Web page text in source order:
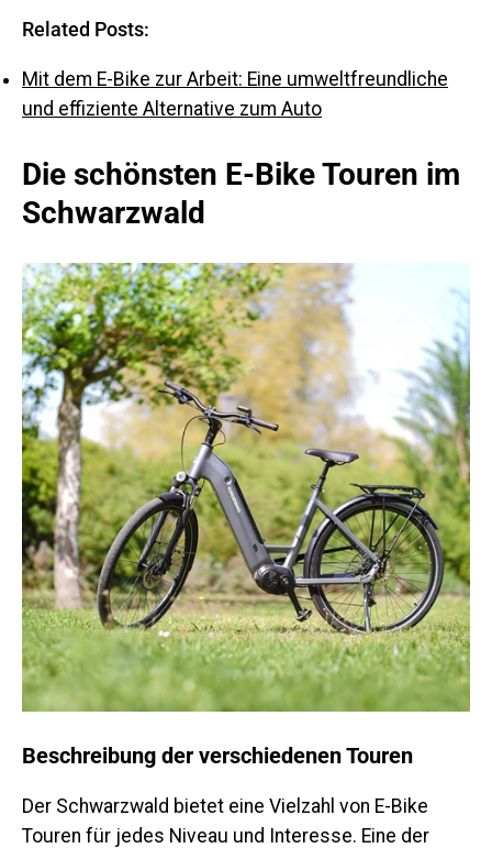
Related Posts:
Mit dem E-Bike zur Arbeit: Eine umweltfreundliche
und effiziente Alternative zum Auto
Die schönsten E-Bike Touren im
Schwarzwald
Beschreibung der verschiedenen Touren
Der Schwarzwald bietet eine Vielzahl von E-Bike
Touren für jedes Niveau und Interesse. Eine der